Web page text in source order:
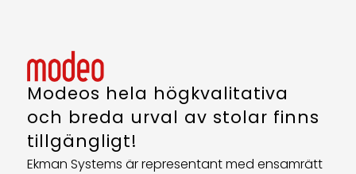
Modeos hela högkvalitativa
och breda urval av stolar finns
tillgängligt!
Ekman Systems är representant med ensamrätt